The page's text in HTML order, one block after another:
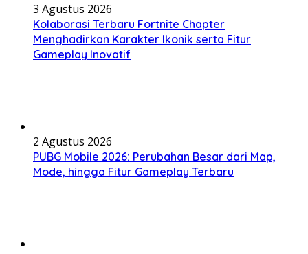
3 Agustus 2026
Kolaborasi Terbaru Fortnite Chapter
Menghadirkan Karakter Ikonik serta Fitur
Gameplay Inovatif
2 Agustus 2026
PUBG Mobile 2026: Perubahan Besar dari Map,
Mode, hingga Fitur Gameplay Terbaru